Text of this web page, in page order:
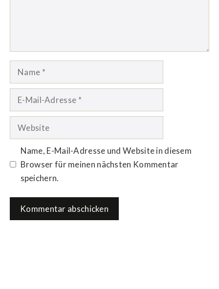
Name
Website
Name, E-Mail-Adresse und Website in diesem
Browser für meinen nächsten Kommentar
speichern.